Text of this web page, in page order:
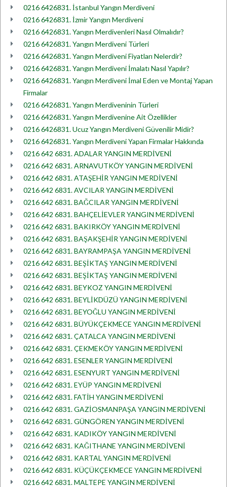
0216 6426831. İstanbul Yangın Merdiveni
0216 6426831. İzmir Yangın Merdiveni
0216 6426831. Yangın Merdivenleri Nasıl Olmalıdır?
0216 6426831. Yangın Merdiveni Türleri
0216 6426831. Yangın Merdiveni Fiyatları Nelerdir?
0216 6426831. Yangın Merdiveni İmalatı Nasıl Yapılır?
0216 6426831. Yangın Merdiveni İmal Eden ve Montaj Yapan
Firmalar
0216 6426831. Yangın Merdiveninin Türleri
0216 6426831. Yangın Merdivenine Ait Özellikler
0216 6426831. Ucuz Yangın Merdiveni Güvenilir Midir?
0216 6426831. Yangın Merdiveni Yapan Firmalar Hakkında
0216 642 6831. ADALAR YANGIN MERDİVENİ
0216 642 6831. ARNAVUTKÖY YANGIN MERDİVENİ
0216 642 6831. ATAŞEHİR YANGIN MERDİVENİ
0216 642 6831. AVCILAR YANGIN MERDİVENİ
0216 642 6831. BAĞCILAR YANGIN MERDİVENİ
0216 642 6831. BAHÇELİEVLER YANGIN MERDİVENİ
0216 642 6831. BAKIRKÖY YANGIN MERDİVENİ
0216 642 6831. BAŞAKŞEHİR YANGIN MERDİVENİ
0216 642 6831. BAYRAMPAŞA YANGIN MERDİVENİ
0216 642 6831. BEŞİKTAŞ YANGIN MERDİVENİ
0216 642 6831. BEŞİKTAŞ YANGIN MERDİVENİ
0216 642 6831. BEYKOZ YANGIN MERDİVENİ
0216 642 6831. BEYLİKDÜZÜ YANGIN MERDİVENİ
0216 642 6831. BEYOĞLU YANGIN MERDİVENİ
0216 642 6831. BÜYÜKÇEKMECE YANGIN MERDİVENİ
0216 642 6831. ÇATALCA YANGIN MERDİVENİ
0216 642 6831. ÇEKMEKÖY YANGIN MERDİVENİ
0216 642 6831. ESENLER YANGIN MERDİVENİ
0216 642 6831. ESENYURT YANGIN MERDİVENİ
0216 642 6831. EYÜP YANGIN MERDİVENİ
0216 642 6831. FATİH YANGIN MERDİVENİ
0216 642 6831. GAZİOSMANPAŞA YANGIN MERDİVENİ
0216 642 6831. GÜNGÖREN YANGIN MERDİVENİ
0216 642 6831. KADIKÖY YANGIN MERDİVENİ
0216 642 6831. KAĞITHANE YANGIN MERDİVENİ
0216 642 6831. KARTAL YANGIN MERDİVENİ
0216 642 6831. KÜÇÜKÇEKMECE YANGIN MERDİVENİ
0216 642 6831. MALTEPE YANGIN MERDİVENİ